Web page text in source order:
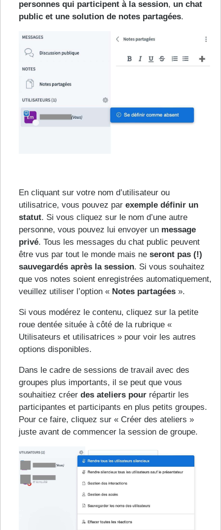
personnes qui participent à la session, un chat
public et une solution de notes partagées.
En cliquant sur votre nom d’utilisateur ou
utilisatrice, vous pouvez par exemple définir un
statut. Si vous cliquez sur le nom d’une autre
personne, vous pouvez lui envoyer un message
privé. Tous les messages du chat public peuvent
être vus par tout le monde mais ne seront pas (!)
sauvegardés après la session. Si vous souhaitez
que vos notes soient enregistrées automatiquement,
veuillez utiliser l’option « Notes partagées ».
Si vous modérez le contenu, cliquez sur la petite
roue dentée située à côté de la rubrique «
Utilisateurs et utilisatrices » pour voir les autres
options disponibles.
Dans le cadre de sessions de travail avec des
groupes plus importants, il se peut que vous
souhaitiez créer des ateliers pour répartir les
participantes et participants en plus petits groupes.
Pour ce faire, cliquez sur « Créer des ateliers »
juste avant de commencer la session de groupe.